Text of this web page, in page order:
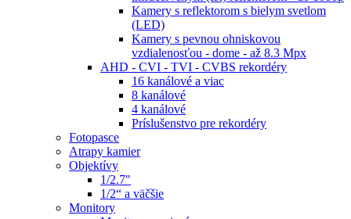
Kamery s reflektorom s bielym svetlom
(LED)
Kamery s pevnou ohniskovou
vzdialenosťou - dome - až 8.3 Mpx
AHD - CVI - TVI - CVBS rekordéry
16 kanálové a viac
8 kanálové
4 kanálové
Príslušenstvo pre rekordéry
Fotopasce
Atrapy kamier
Objektívy
1/2.7"
1/2“ a väčšie
Monitory